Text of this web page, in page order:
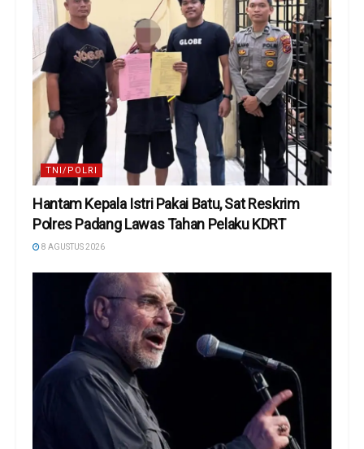
TNI/POLRI
Hantam Kepala Istri Pakai Batu, Sat Reskrim
Polres Padang Lawas Tahan Pelaku KDRT
8 AGUSTUS 2026